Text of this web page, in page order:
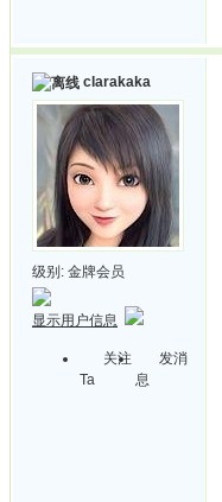
clarakaka
级别: 金牌会员
显示用户信息
关注
Ta
发消
息